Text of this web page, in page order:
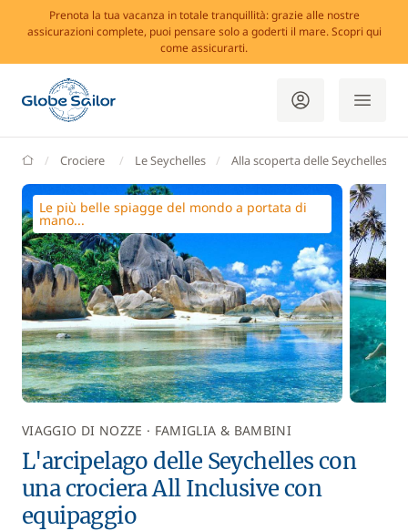
Prenota la tua vacanza in totale tranquillità: grazie alle nostre
assicurazioni complete, puoi pensare solo a goderti il mare. Scopri qui
come assicurarti.
GlobeSailor
Crociere Le Seychelles Alla scoperta delle Seychelles
Le più belle spiagge del mondo a portata di
mano...
VIAGGIO DI NOZZE FAMIGLIA & BAMBINI
L'arcipelago delle Seychelles con
una crociera All Inclusive con
equipaggio